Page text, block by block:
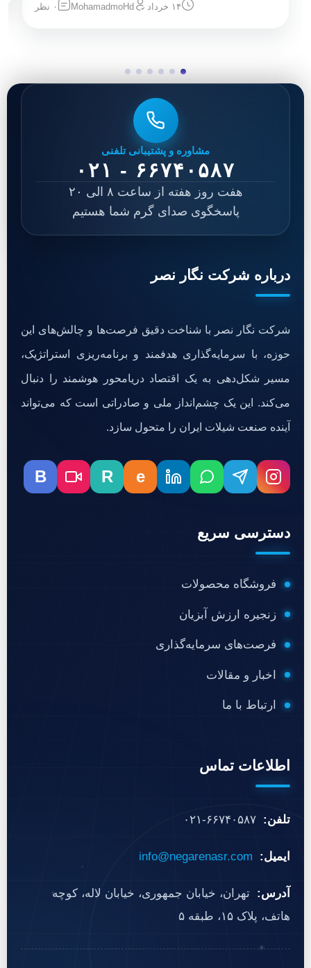
۱۴ خرداد MohamadmoHd ۰ نظر
مشاوره و پشتیبانی تلفنی
۰۲۱ - ۶۶۷۴۰۵۸۷
هفت روز هفته از ساعت ۸ الی ۲۰
پاسخگوی صدای گرم شما هستیم
درباره شرکت نگار نصر
شرکت نگار نصر با شناخت دقیق فرصت‌ها و چالش‌های این
حوزه، با سرمایه‌گذاری هدفمند و برنامه‌ریزی استراتژیک،
مسیر شکل‌دهی به یک اقتصاد دریامحور هوشمند را دنبال
می‌کند. این یک چشم‌انداز ملی و صادراتی است که می‌تواند
آینده صنعت شیلات ایران را متحول سازد.
e
R
B
دسترسی سریع
فروشگاه محصولات
زنجیره ارزش آبزیان
فرصت‌های سرمایه‌گذاری
اخبار و مقالات
ارتباط با ما
اطلاعات تماس
تلفن: ۰۲۱-۶۶۷۴۰۵۸۷
ایمیل: info@negarenasr.com
آدرس: تهران، خیابان جمهوری، خیابان لاله، کوچه
هاتف، پلاک ۱۵، طبقه ۵